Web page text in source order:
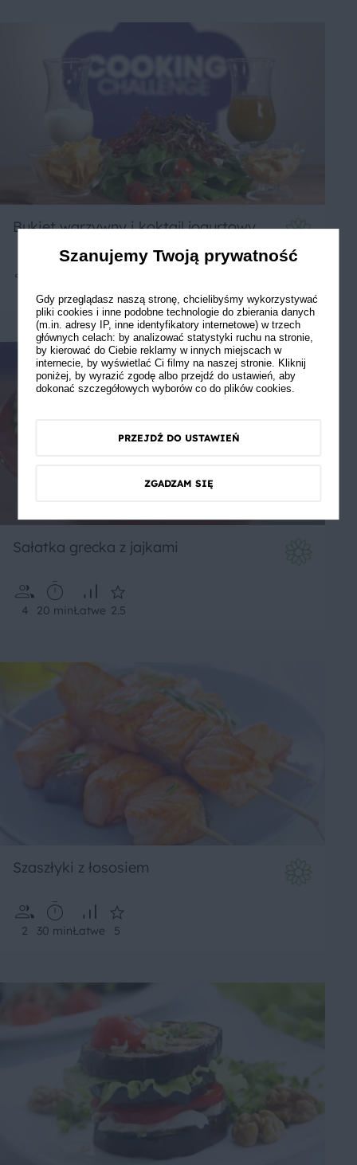
Bukiet warzywny i koktajl jogurtowy
Sałatka grecka z jajkami
4 20 minŁatwe 2.5
Szaszłyki z łososiem
2 30 minŁatwe 5
Szanujemy Twoją prywatność
Gdy przeglądasz naszą stronę, chcielibyśmy wykorzystywać
pliki cookies i inne podobne technologie do zbierania danych
(m.in. adresy IP, inne identyfikatory internetowe) w trzech
głównych celach: by analizować statystyki ruchu na stronie,
by kierować do Ciebie reklamy w innych miejscach w
internecie, by wyświetlać Ci filmy na naszej stronie. Kliknij
poniżej, by wyrazić zgodę albo przejdź do ustawień, aby
dokonać szczegółowych wyborów co do plików cookies.
PRZEJDŹ DO USTAWIEŃ
ZGADZAM SIĘ